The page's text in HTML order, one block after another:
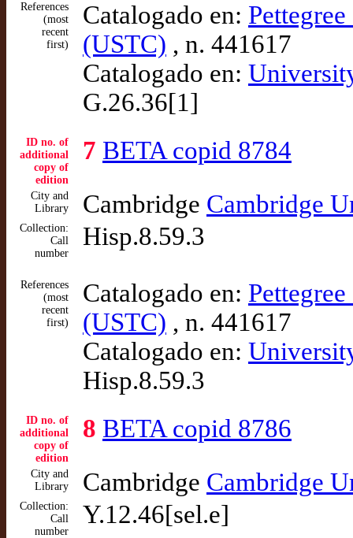
References
(most
recent
first)
Catalogado en:
(USTC) , n. 441617
Catalogado en:
G.26.36[1]
ID no. of
additional
copy of
edition
7 BETA copid 8784
City and
Library
Cambridge Cambridge
Collection:
Call
number
Hisp.8.59.3
References
(most
recent
first)
Catalogado en:
(USTC) , n. 441617
Catalogado en:
Hisp.8.59.3
ID no. of
additional
copy of
edition
8 BETA copid 8786
City and
Library
Cambridge Cambridge
Collection:
Call
number
Y.12.46[sel.e]